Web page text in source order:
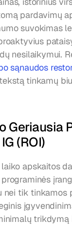
pardavimų
suvokimas
nesilaikymui.
sąnaudos
tinkamų
Geriausia
(ROI)
apskaitos
nei tik tinkamos
trikdymą